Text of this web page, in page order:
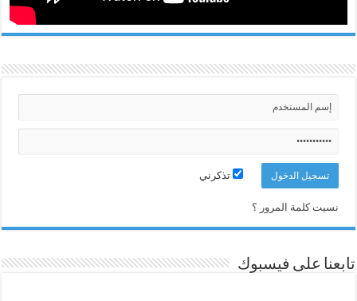
تذكرني
نسيت كلمة المرور ؟
تابعنا على فيسبوك